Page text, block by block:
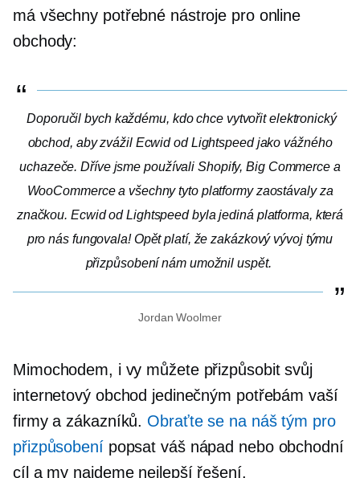
má všechny potřebné nástroje pro online
obchody:
Doporučil bych každému, kdo chce vytvořit elektronický
obchod, aby zvážil Ecwid od Lightspeed jako vážného
uchazeče. Dříve jsme používali Shopify, Big Commerce a
WooCommerce a všechny tyto platformy zaostávaly za
značkou. Ecwid od Lightspeed byla jediná platforma, která
pro nás fungovala! Opět platí, že zakázkový vývoj týmu
přizpůsobení nám umožnil uspět.
Jordan Woolmer
Mimochodem, i vy můžete přizpůsobit svůj
internetový obchod jedinečným potřebám vaší
firmy a zákazníků. Obraťte se na náš tým pro
přizpůsobenípopsat váš nápad nebo obchodní
cíl a my najdeme nejlepší řešení.